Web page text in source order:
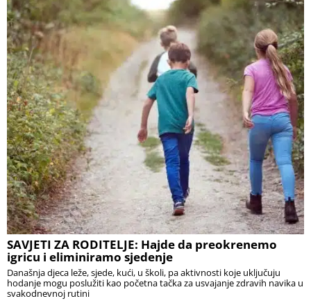
SAVJETI ZA RODITELJE: Hajde da preokrenemo
igricu i eliminiramo sjedenje
Današnja djeca leže, sjede, kući, u školi, pa aktivnosti koje uključuju
hodanje mogu poslužiti kao početna tačka za usvajanje zdravih navika u
svakodnevnoj rutini